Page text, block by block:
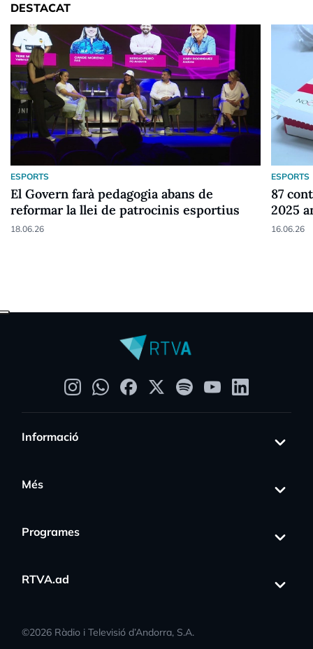
DESTACAT
ESPORTS
El Govern farà pedagogia abans de
reformar la llei de patrocinis esportius
18.06.26
ESPORTS
87
2025
16.06.26
Informació
Més
Programes
RTVA.ad
©2026 Ràdio i Televisió d’Andorra, S.A.